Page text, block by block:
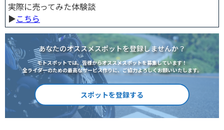
実際に売ってみた体験談
▶︎こちら
あなたのオススメスポットを登録しませんか？
モトスポットでは、皆様からオススメスポットを募集しています！
全ライダーのための最高なサービス作りに、ご協力よろしくお願いいたします。
スポットを登録する